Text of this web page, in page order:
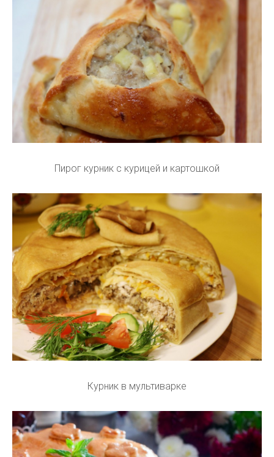
Пирог курник с курицей и картошкой
Курник в мультиварке